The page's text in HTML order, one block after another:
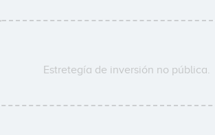
Estretegía de inversión no pública.